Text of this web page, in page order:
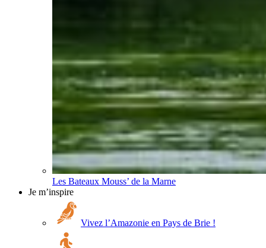
Les Bateaux Mouss’ de la Marne
Je m’inspire
Vivez l’Amazonie en Pays de Brie !